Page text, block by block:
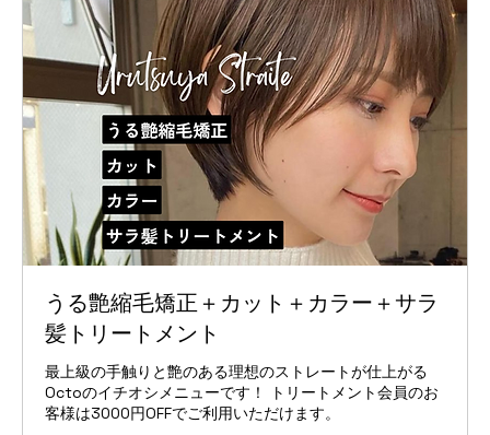
うる艶縮毛矯正＋カット＋カラー＋サラ
髪トリートメント
最上級の手触りと艶のある理想のストレートが仕上がる
Octoのイチオシメニューです！ トリートメント会員のお
客様は3000円OFFでご利用いただけます。